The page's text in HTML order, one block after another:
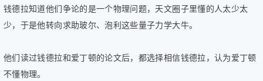
钱德拉知道他们争论的是一个物理问题，天文圈子里懂的人太少太
少，于是他转向求助玻尔、泡利这些量子力学大牛。
他们读过钱德拉和爱丁顿的论文后，都选择相信钱德拉，认为爱丁顿
不懂物理。